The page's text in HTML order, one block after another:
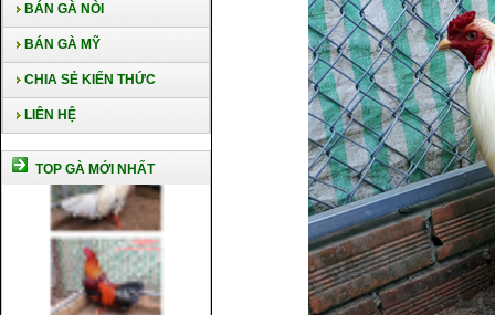
BÁN GÀ NÒI
BÁN GÀ MỸ
CHIA SẺ KIẾN THỨC
LIÊN HỆ
TOP GÀ MỚI NHẤT